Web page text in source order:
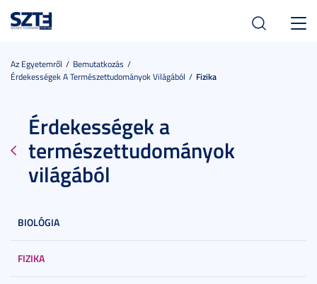
Az Egyetemről
Bemutatkozás
Érdekességek A Természettudományok Világából
Fizika
Érdekességek a
természettudományok
világából
BIOLÓGIA
FIZIKA